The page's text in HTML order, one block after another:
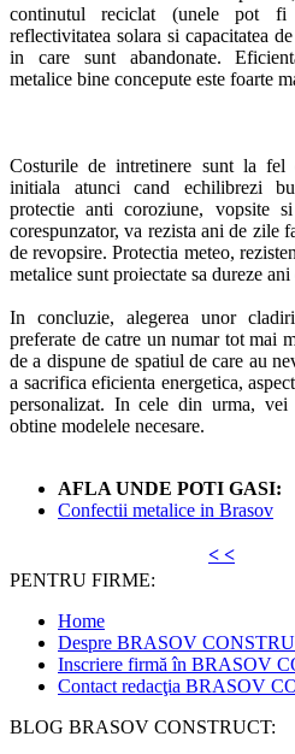
continutul reciclat (unele pot fi
reflectivitatea solara si capacitatea
in care sunt abandonate.
metalice bine concepute este foarte
Costurile de intretinere sunt la fel
initiala atunci cand echilibrezi
protectie anti coroziune, vopsite
corespunzator, va rezista ani de zile
de revopsire. Protectia meteo,
metalice sunt proiectate sa dureze
In concluzie, alegerea unor
preferate de catre un numar tot mai
de a dispune de spatiul de care au
a sacrifica eficienta energetica,
personalizat. In cele din urma,
obtine modelele necesare.
AFLA UNDE POTI GASI:
Confectii metalice in Brasov
< <
PENTRU FIRME:
Home
Despre BRASOV
Inscriere firmă în BRASOV
Contact redacţia BRASOV
BLOG BRASOV CONSTRUCT: